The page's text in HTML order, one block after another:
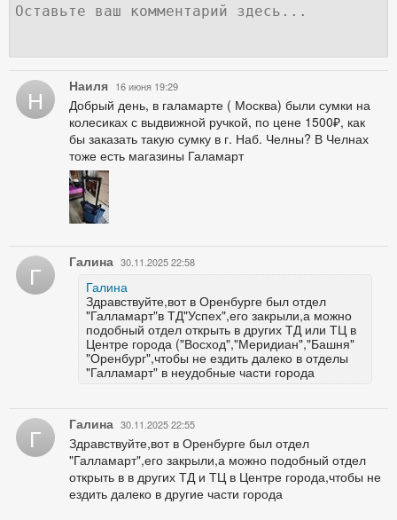
Н Наиля 16 июня 19:29
Добрый день, в галамарте ( Москва) были сумки на
колесиках с выдвижной ручкой, по цене 1500₽, как
бы заказать такую сумку в г. Наб. Челны? В Челнах
тоже есть магазины Галамарт
Г Галина 30.11.2025 22:58
Галина
Здравствуйте,вот в Оренбурге был отдел
"Галламарт"в ТД"Успех",его закрыли,а можно
подобный отдел открыть в других ТД или ТЦ в
Центре города ("Восход","Меридиан","Башня"
"Оренбург",чтобы не ездить далеко в отделы
"Галламарт" в неудобные части города
Г Галина 30.11.2025 22:55
Здравствуйте,вот в Оренбурге был отдел
"Галламарт",его закрыли,а можно подобный отдел
открыть в в других ТД и ТЦ в Центре города,чтобы не
ездить далеко в другие части города